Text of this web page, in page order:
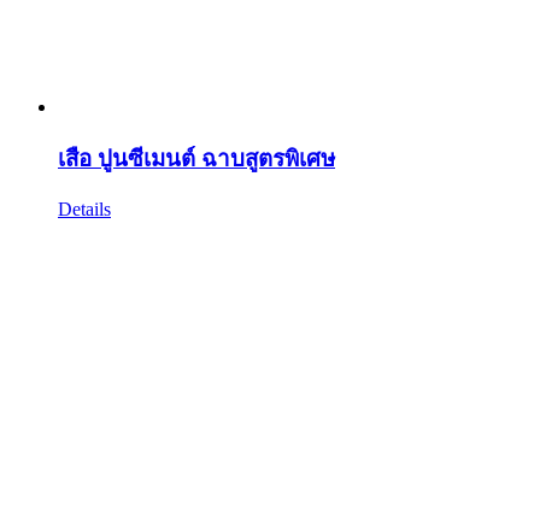
เสือ ปูนซีเมนต์ ฉาบสูตรพิเศษ
Details